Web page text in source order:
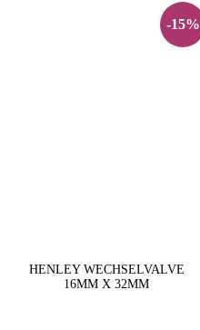
-15%
HENLEY WECHSELVALVE
16MM X 32MM